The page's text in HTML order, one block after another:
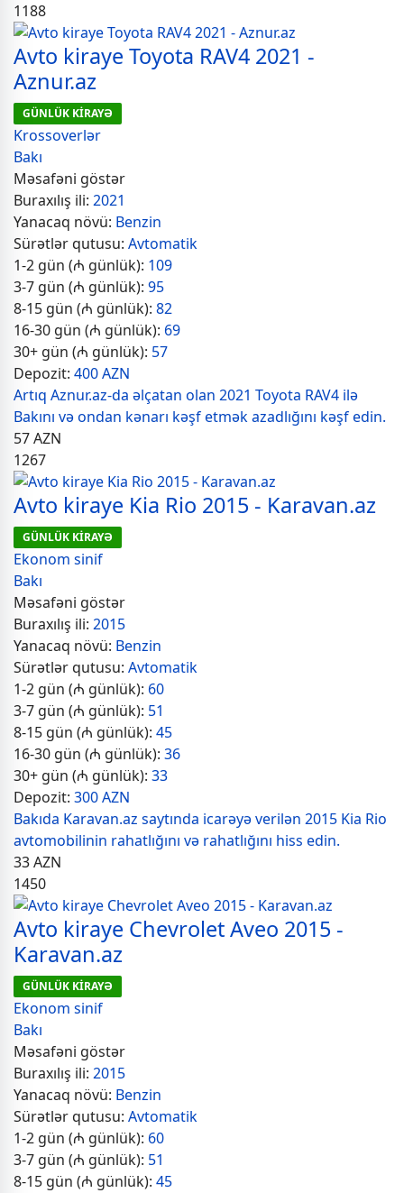
1188
Avto kiraye Toyota RAV4 2021 -
Aznur.az
GÜNLÜK KİRAYƏ
Krossoverlər
Bakı
Məsafəni göstər
Buraxılış ili: 2021
Yanacaq növü: Benzin
Sürətlər qutusu: Avtomatik
1-2 gün (₼ günlük): 109
3-7 gün (₼ günlük): 95
8-15 gün (₼ günlük): 82
16-30 gün (₼ günlük): 69
30+ gün (₼ günlük): 57
Depozit: 400 AZN
Artıq Aznur.az-da əlçatan olan 2021 Toyota RAV4 ilə
Bakını və ondan kənarı kəşf etmək azadlığını kəşf edin.
57AZN
1267
Avto kiraye Kia Rio 2015 - Karavan.az
GÜNLÜK KİRAYƏ
Ekonom sinif
Bakı
Məsafəni göstər
Buraxılış ili: 2015
Yanacaq növü: Benzin
Sürətlər qutusu: Avtomatik
1-2 gün (₼ günlük): 60
3-7 gün (₼ günlük): 51
8-15 gün (₼ günlük): 45
16-30 gün (₼ günlük): 36
30+ gün (₼ günlük): 33
Depozit: 300 AZN
Bakıda Karavan.az saytında icarəyə verilən 2015 Kia Rio
avtomobilinin rahatlığını və rahatlığını hiss edin.
33AZN
1450
Avto kiraye Chevrolet Aveo 2015 -
Karavan.az
GÜNLÜK KİRAYƏ
Ekonom sinif
Bakı
Məsafəni göstər
Buraxılış ili: 2015
Yanacaq növü: Benzin
Sürətlər qutusu: Avtomatik
1-2 gün (₼ günlük): 60
3-7 gün (₼ günlük): 51
8-15 gün (₼ günlük): 45